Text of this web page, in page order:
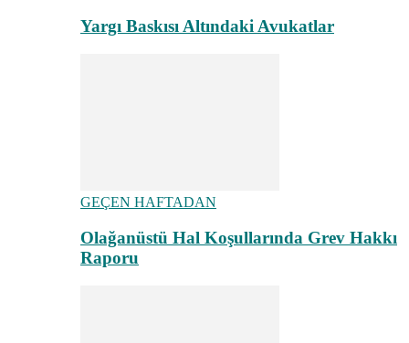
Yargı Baskısı Altındaki Avukatlar
GEÇEN HAFTADAN
Olağanüstü Hal Koşullarında Grev Hakkı
Raporu